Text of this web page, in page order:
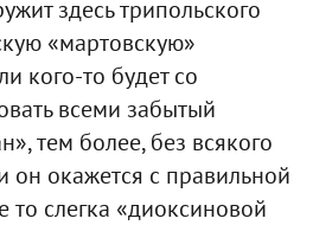
здесь трипольского
«мартовскую»
кого-то будет со
всеми забытый
тем более, без всякого
он окажется с правильной
слегка «диоксиновой